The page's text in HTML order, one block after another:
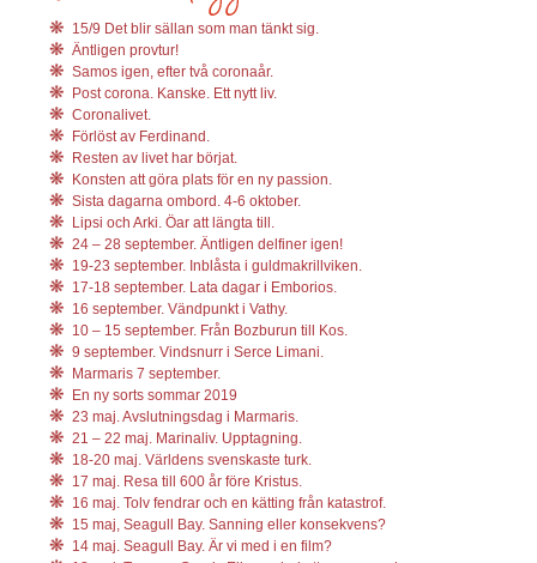
15/9 Det blir sällan som man tänkt sig.
Äntligen provtur!
Samos igen, efter två coronaår.
Post corona. Kanske. Ett nytt liv.
Coronalivet.
Förlöst av Ferdinand.
Resten av livet har börjat.
Konsten att göra plats för en ny passion.
Sista dagarna ombord. 4-6 oktober.
Lipsi och Arki. Öar att längta till.
24 – 28 september. Äntligen delfiner igen!
19-23 september. Inblåsta i guldmakrillviken.
17-18 september. Lata dagar i Emborios.
16 september. Vändpunkt i Vathy.
10 – 15 september. Från Bozburun till Kos.
9 september. Vindsnurr i Serce Limani.
Marmaris 7 september.
En ny sorts sommar 2019
23 maj. Avslutningsdag i Marmaris.
21 – 22 maj. Marinaliv. Upptagning.
18-20 maj. Världens svenskaste turk.
17 maj. Resa till 600 år före Kristus.
16 maj. Tolv fendrar och en kätting från katastrof.
15 maj, Seagull Bay. Sanning eller konsekvens?
14 maj. Seagull Bay. Är vi med i en film?